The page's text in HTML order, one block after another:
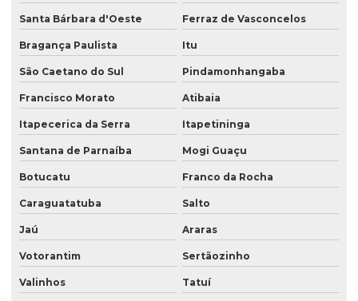
Saco plástico refil
Saco plastico valvulado
Saco plástico valvulado para adubo
Saco plastico valvulado para argamassa
Saco plastico valvulado para textura
Saco de rafia boca aberta
Saco stand up
Saco stand up pouche
Saco com válvula
Saco valvula lateral
Santa Bárbara d'Oeste Ferraz de Vasconcelos
Bragança Paulista Itu
São Caetano do Sul Pindamonhangaba
Francisco Morato Atibaia
Itapecerica da Serra Itapetininga
Santana de Parnaíba Mogi Guaçu
Botucatu Franco da Rocha
Caraguatatuba Salto
Jaú Araras
Votorantim Sertãozinho
Valinhos Tatuí